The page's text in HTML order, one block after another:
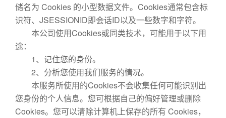
储名为 Cookies 的小型数据文件。Cookies通常包含标
识符、JSESSIONID即会话ID以及一些数字和字符。
本公司使用Cookies或同类技术，可能用于以下用
途：
1、记住您的身份。
2、分析您使用我们服务的情况。
本服务所使用的Cookies不会收集任何可能识别出
您身份的个人信息。您可根据自己的偏好管理或删除
Cookies。您可以清除计算机上保存的所有 Cookies，